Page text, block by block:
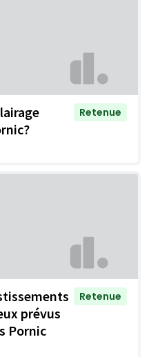
Retenue
prévus
Pornic
Retenue